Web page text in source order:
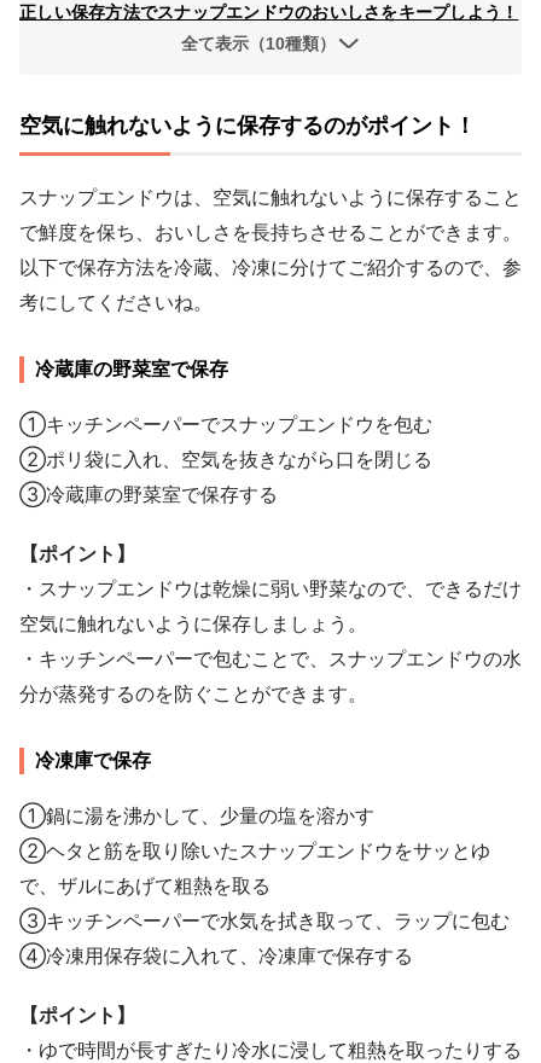
正しい保存方法でスナップエンドウのおいしさをキープしよう！
全て表示（10種類）
空気に触れないように保存するのがポイント！
スナップエンドウは、空気に触れないように保存すること
で鮮度を保ち、おいしさを長持ちさせることができます。
以下で保存方法を冷蔵、冷凍に分けてご紹介するので、参
考にしてくださいね。
冷蔵庫の野菜室で保存
①キッチンペーパーでスナップエンドウを包む
②ポリ袋に入れ、空気を抜きながら口を閉じる
③冷蔵庫の野菜室で保存する
【ポイント】
・スナップエンドウは乾燥に弱い野菜なので、できるだけ
空気に触れないように保存しましょう。
・キッチンペーパーで包むことで、スナップエンドウの水
分が蒸発するのを防ぐことができます。
冷凍庫で保存
①鍋に湯を沸かして、少量の塩を溶かす
②ヘタと筋を取り除いたスナップエンドウをサッとゆ
で、ザルにあげて粗熱を取る
③キッチンペーパーで水気を拭き取って、ラップに包む
④冷凍用保存袋に入れて、冷凍庫で保存する
【ポイント】
・ゆで時間が長すぎたり冷水に浸して粗熱を取ったりする